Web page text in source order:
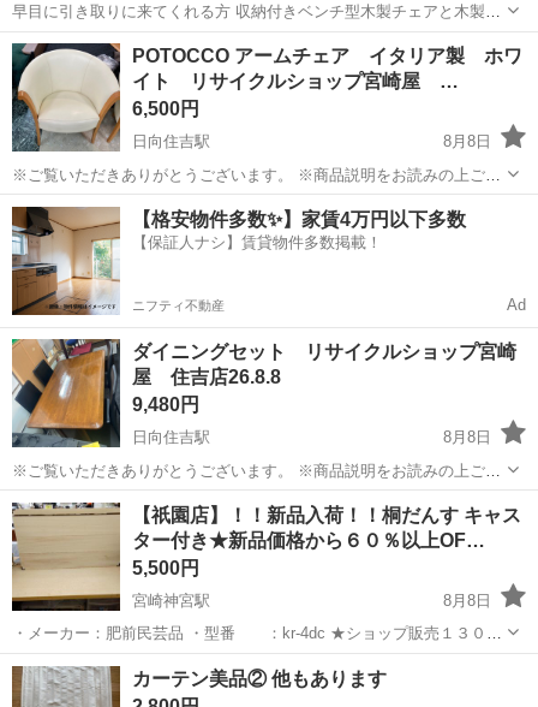
早目に引き取りに来てくれる方 収納付きベンチ型木製チェアと木製チ
ェア2脚
宮崎 宮崎市
POTOCCO アームチェア イタリア製 ホワ
イト リサイクルショップ宮崎屋 …
6,500円
日向住吉駅
8月8日
※ご覧いただきありがとうございます。 ※商品説明をお読みの上ご納
得の上でご購入お願い致します 。 こちらの商品は住吉店にございま
す。 商品名：POTOCCO アームチェア イタリア製 ホワイト 状
態：中古 現状販...
宮崎 宮崎市 日向住吉駅 ソファ アームチェア
【格安物件多数✨】家賃4万円以下多数
【保証人ナシ】賃貸物件多数掲載！
ニフティ不動産 Ad
ダイニングセット リサイクルショップ宮崎
屋 住吉店26.8.8
9,480円
日向住吉駅
8月8日
※ご覧いただきありがとうございます。 ※商品説明をお読みの上ご納
得の上でご購入お願い致します こちらの商品は住吉店にございます。
商品名： ダイニングセット 状態： 中古品 テーブルキズあり ※現
物ご確認のう...
宮崎 宮崎市 日向住吉駅 テーブル ダイニング
【祇園店】！！新品入荷！！桐だんす キャス
ター付き★新品価格から６０％以上OF…
5,500円
宮崎神宮駅
8月8日
・メーカー：肥前民芸品 ・型番 ：kr-4dc ★ショップ販売１３００
０円の商品が大特価！！★ 高い調湿性: 湿気が多いときは水分を吸
い、乾燥しているときは放出します。 防虫・防火性: 虫が嫌う成分...
宮崎 宮崎市 宮崎神宮駅 収納家具
カーテン美品② 他もあります